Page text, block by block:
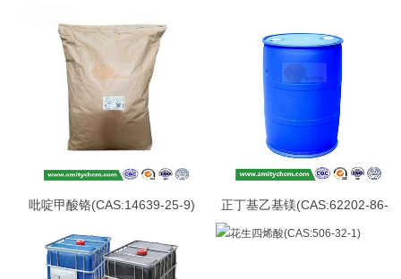
吡啶甲酸铬(CAS:14639-25-9)
正丁基乙基镁(CAS:62202-86-
2)